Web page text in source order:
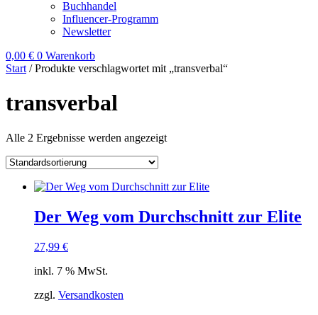
Buchhandel
Influencer-Programm
Newsletter
0,00 € 0 Warenkorb
Start / Produkte verschlagwortet mit „transverbal“
transverbal
Alle 2 Ergebnisse werden angezeigt
Der Weg vom Durchschnitt zur Elite
27,99 €
inkl. 7 % MwSt.
zzgl. Versandkosten